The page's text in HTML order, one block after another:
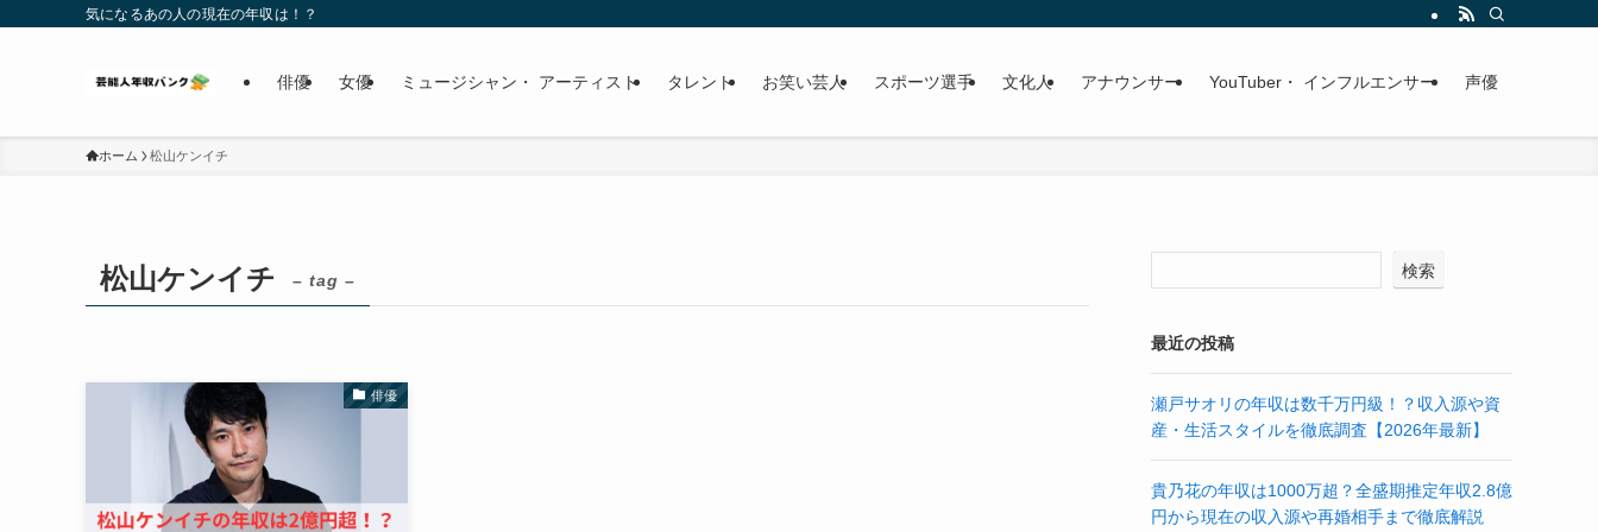
気になるあの人の現在の年収は！？
俳優 女優 ミュージシャン・ アーティスト タレント お笑い芸人 スポーツ選手 文化人 アナウンサー YouTuber・ インフルエンサー 声優
ホーム 松山ケンイチ
松山ケンイチ – tag –
俳優
検索
最近の投稿
瀬戸サオリの年収は数千万円級！？収入源や資
産・生活スタイルを徹底調査【2026年最新】
貴乃花の年収は1000万超？全盛期推定年収2.8億
円から現在の収入源や再婚相手まで徹底解説